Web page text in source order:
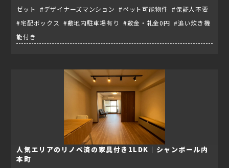
ゼット #デザイナーズマンション #ペット可能物件 #保証人不要
#宅配ボックス #敷地内駐車場有り #敷金・礼金0円 #追い炊き機
能付き
人気エリアのリノベ済の家具付き1LDK｜シャンボール内
本町